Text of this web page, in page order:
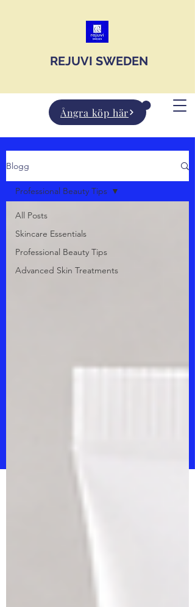
JOIN US
REJUVI SWEDEN
Ångra köp här
Blogg
All Posts
Skincare Essentials
Professional Beauty Tips
Advanced Skin Treatments
Professional Beauty Tips